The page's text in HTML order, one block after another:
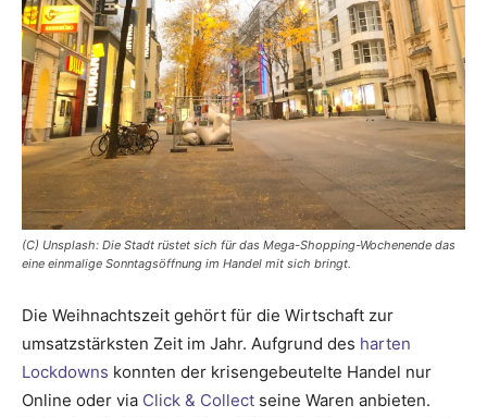
(C) Unsplash: Die Stadt rüstet sich für das Mega-Shopping-Wochenende das
eine einmalige Sonntagsöffnung im Handel mit sich bringt.
Die Weihnachtszeit gehört für die Wirtschaft zur
umsatzstärksten Zeit im Jahr. Aufgrund des harten
Lockdowns konnten der krisengebeutelte Handel nur
Online oder via Click & Collect seine Waren anbieten.